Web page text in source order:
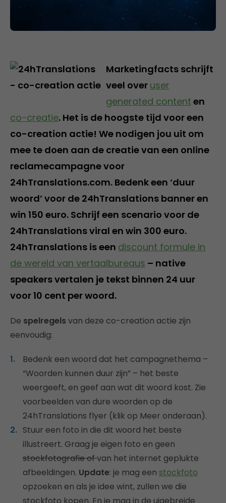
Marketingfacts schrijft
veel over user
generated content en
co-creatie. Het is de hoogste tijd voor een
co-creation actie! We nodigen jou uit om
mee te doen aan de creatie van een online
reclamecampagne voor
24hTranslations.com. Bedenk een ‘duur
woord’ voor de 24hTranslations banner en
win 150 euro. Schrijf een scenario voor de
24hTranslations viral en win 300 euro.
24hTranslations is een discount formule in
de wereld van vertaalbureaus – native
speakers vertalen je tekst binnen 24 uur
voor 10 cent per woord.
De spelregels van deze co-creation actie zijn
eenvoudig:
Bedenk een woord dat het campagnethema –
“Woorden kunnen duur zijn” – het beste
weergeeft, en geef aan wat dit woord kost. Zie
voorbeelden van dure woorden op de
24hTranslations flyer (klik op Meer onderaan).
Stuur een foto in die dit woord het beste
illustreert. Graag je eigen foto en geen
stockfotografie ofvan het internet geplukte
afbeeldingen. Update: je mag een stockfoto
opzoeken en als je idee wint, zullen we die
stockfoto kopen. En je mag in de uigebreide